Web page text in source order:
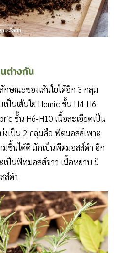
ต่างกัน
ษณะของเส้นใยได้อีก 3 กลุ่ม
ป็นเส้นใย Hemic ชั้น H4-H6
ชั้น H6-H10 เนื้อละเอียดเป็น
งเป็น 2 กลุ่มคือ พีตมอสส์เพาะ
มชื้นได้ดี มักเป็นพีตมอสส์ดำ อีก
ป็นพีทมอสส์ขาว เนื้อหยาบ มี
ส์ดำ